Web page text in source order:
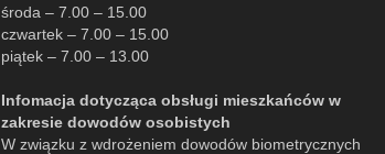
środa – 7.00 – 15.00
czwartek – 7.00 – 15.00
piątek – 7.00 – 13.00
Infomacja dotycząca obsługi mieszkańców w
zakresie dowodów osobistych
W związku z wdrożeniem dowodów biometrycznych